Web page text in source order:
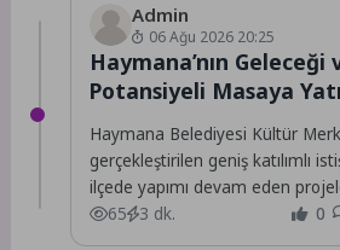
Admin
06 Ağu 2026 20:25
Haymana’nın Geleceği
Potansiyeli Masaya
Haymana Belediyesi Kültür
gerçekleştirilen geniş katılımlı
ilçede yapımı devam eden
geçirilmesi planlanan yeni
65 3 dk. 0